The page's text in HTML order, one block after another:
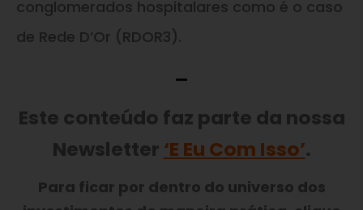
conglomerados hospitalares como é o caso
de Rede D’Or (RDOR3).
—
Este conteúdo faz parte da nossa
Newsletter ‘E Eu Com Isso’.
Para ficar por dentro do universo dos